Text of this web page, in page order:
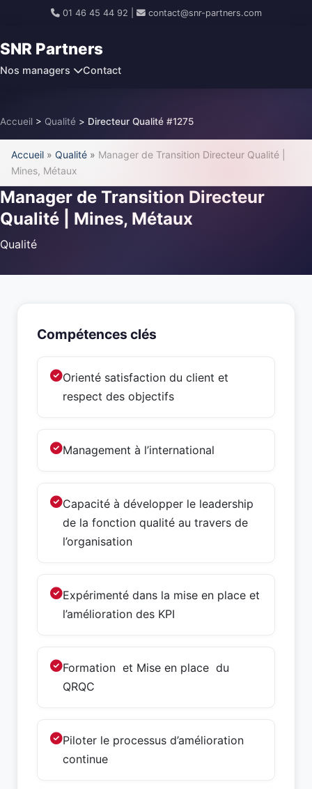
01 46 45 44 92 contact@snr-partners.com
SNR Partners
Nos managers Contact
Accueil > Qualité > Directeur Qualité #1275
Accueil » Qualité » Manager de Transition Directeur Qualité |
Mines, Métaux
Manager de Transition Directeur
Qualité | Mines, Métaux
Qualité
Compétences clés
Orienté satisfaction du client et
respect des objectifs
Management à l’international
Capacité à développer le leadership
de la fonction qualité au travers de
l’organisation
Expérimenté dans la mise en place et
l’amélioration des KPI
Formation et Mise en place du
QRQC
Piloter le processus d’amélioration
continue